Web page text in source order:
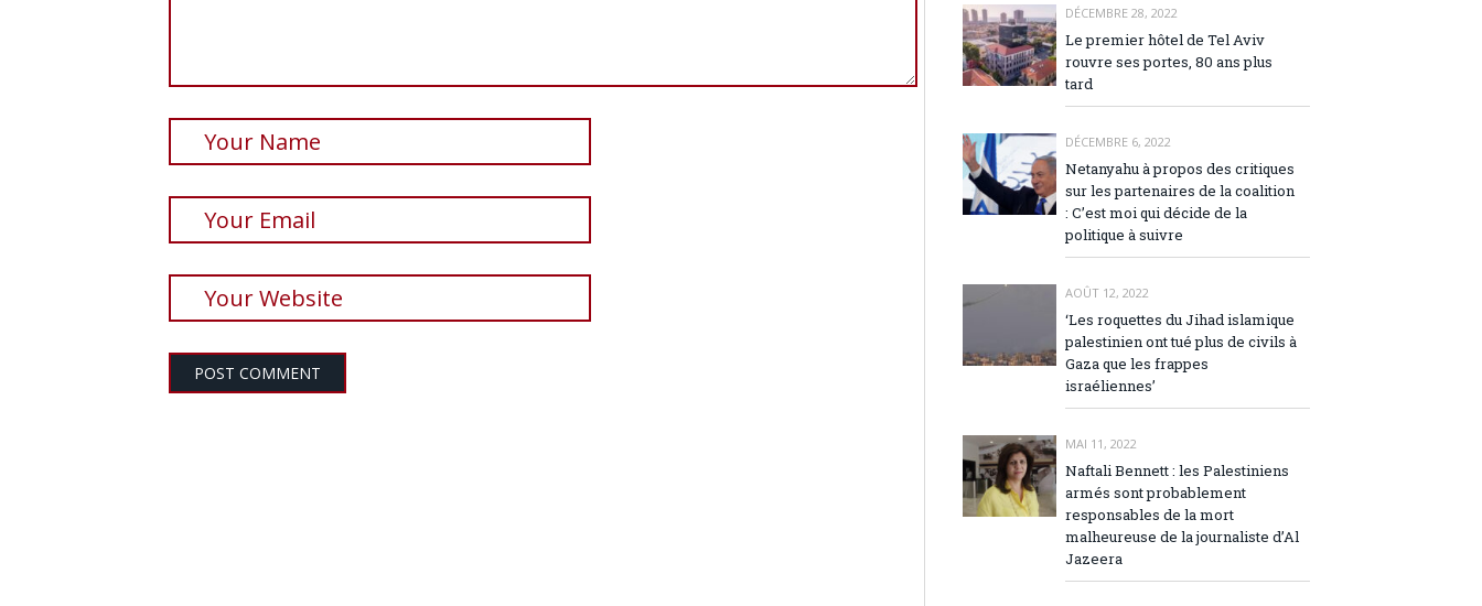
DÉCEMBRE 28, 2022
Le premier hôtel de Tel Aviv
rouvre ses portes, 80 ans plus
tard
DÉCEMBRE 6, 2022
Netanyahu à propos des critiques
sur les partenaires de la coalition
: C’est moi qui décide de la
politique à suivre
AOÛT 12, 2022
‘Les roquettes du Jihad islamique
palestinien ont tué plus de civils à
Gaza que les frappes
israéliennes’
MAI 11, 2022
Naftali Bennett : les Palestiniens
armés sont probablement
responsables de la mort
malheureuse de la journaliste d’Al
Jazeera